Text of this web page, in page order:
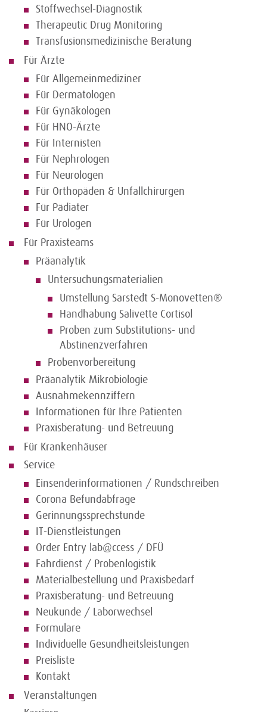
Stoffwechsel-Diagnostik
Therapeutic Drug Monitoring
Transfusionsmedizinische Beratung
Für Ärzte
Für Allgemeinmediziner
Für Dermatologen
Für Gynäkologen
Für HNO-Ärzte
Für Internisten
Für Nephrologen
Für Neurologen
Für Orthopäden & Unfallchirurgen
Für Pädiater
Für Urologen
Für Praxisteams
Präanalytik
Untersuchungsmaterialien
Umstellung Sarstedt S-Monovetten®
Handhabung Salivette Cortisol
Proben zum Substitutions- und
Abstinenzverfahren
Probenvorbereitung
Präanalytik Mikrobiologie
Ausnahmekennziffern
Informationen für Ihre Patienten
Praxisberatung- und Betreuung
Für Krankenhäuser
Service
Einsenderinformationen / Rundschreiben
Corona Befundabfrage
Gerinnungssprechstunde
IT-Dienstleistungen
Order Entry lab@ccess / DFÜ
Fahrdienst / Probenlogistik
Materialbestellung und Praxisbedarf
Praxisberatung- und Betreuung
Neukunde / Laborwechsel
Formulare
Individuelle Gesundheitsleistungen
Preisliste
Kontakt
Veranstaltungen